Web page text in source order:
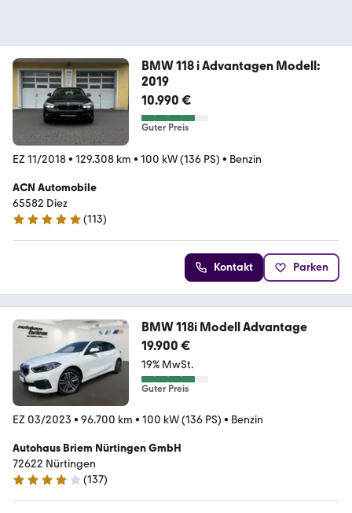
BMW 118 i Advantagen Modell:
2019
10.990 €
Guter Preis
EZ 11/2018• 129.308 km • 100 kW (136 PS) • Benzin
ACN Automobile
65582 Diez
4.9 Sterne
(113)
Kontakt Parken
BMW 118i Modell Advantage
19.900 €
19% MwSt.
Guter Preis
EZ 03/2023 • 96.700 km • 100 kW (136 PS) • Benzin
Autohaus Briem Nürtingen GmbH
72622 Nürtingen
4.2 Sterne
(137)